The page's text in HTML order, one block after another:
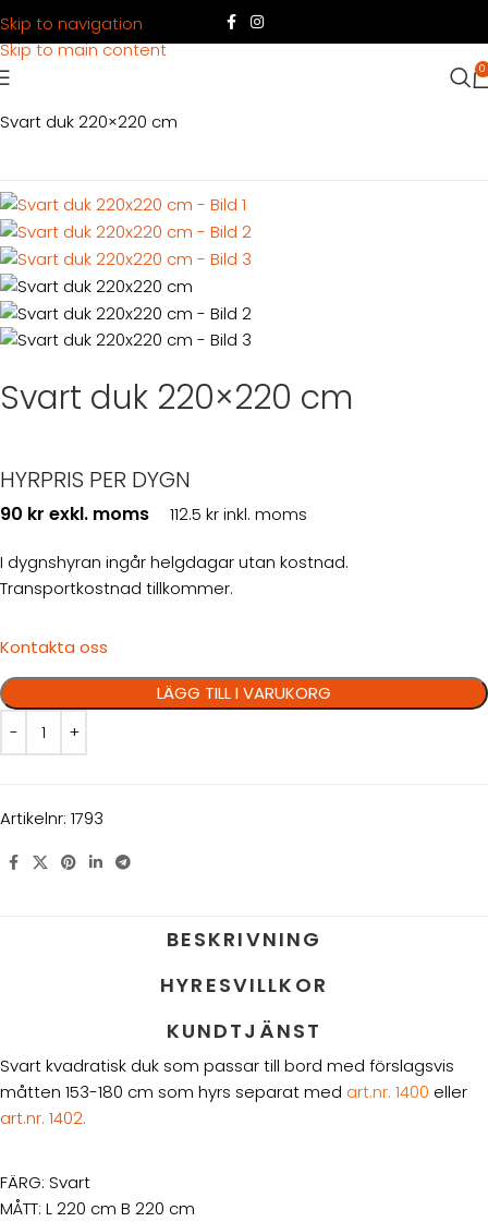
Skip to navigation
Skip to main content
0
Svart duk 220×220 cm
Svart duk 220×220 cm
HYRPRIS PER DYGN
90 kr exkl. moms 112.5 kr inkl. moms
I dygnshyran ingår helgdagar utan kostnad.
Transportkostnad tillkommer.
Kontakta oss
LÄGG TILL I VARUKORG
Artikelnr: 1793
BESKRIVNING
HYRESVILLKOR
KUNDTJÄNST
Svart kvadratisk duk som passar till bord med förslagsvis
måtten 153-180 cm som hyrs separat med art.nr. 1400 eller
art.nr. 1402.
FÄRG: Svart
MÅTT: L 220 cm B 220 cm